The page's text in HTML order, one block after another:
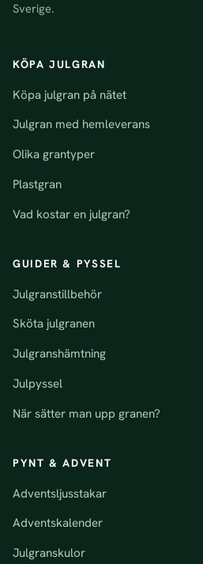
Sverige.
KÖPA JULGRAN
Köpa julgran på nätet
Julgran med hemleverans
Olika grantyper
Plastgran
Vad kostar en julgran?
GUIDER & PYSSEL
Julgranstillbehör
Sköta julgranen
Julgranshämtning
Julpyssel
När sätter man upp granen?
PYNT & ADVENT
Adventsljusstakar
Adventskalender
Julgranskulor